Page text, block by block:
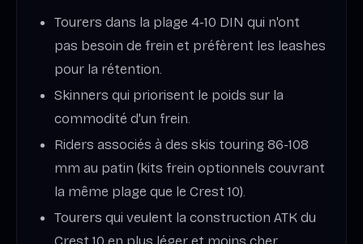
Tourers dans la plage 4-10 DIN qui n'ont
pas besoin de frein et préfèrent les leashes
pour la rétention.
Skinners qui priorisent le poids sur la
commodité d'un frein.
Riders associés à des skis touring 86-108
mm au patin (kits frein optionnels couvrant
la même plage que le Crest 10).
Tourers qui veulent la construction ATK du